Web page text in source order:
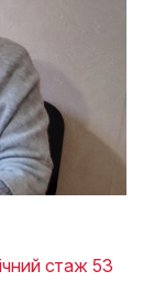
стаж 53